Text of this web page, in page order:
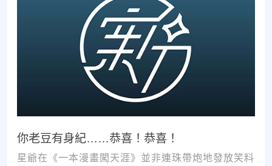
你老豆有身紀……恭喜！恭喜！
星爺在《一本漫畫闖天涯》並非連珠帶炮地發放笑料